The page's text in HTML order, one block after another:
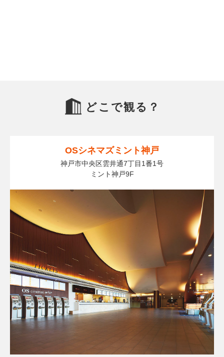
どこで観る？
OSシネマズミント神戸
神戸市中央区雲井通7丁目1番1号
ミント神戸9F